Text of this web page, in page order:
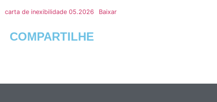
carta de inexibilidade 05.2026 Baixar
COMPARTILHE